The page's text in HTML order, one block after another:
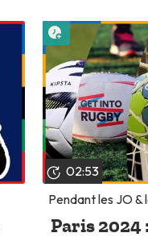
02:53
Pendant les JO &
Paris 2024
Lire plus tard